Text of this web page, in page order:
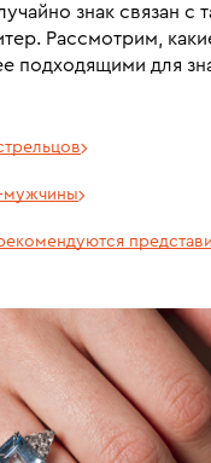
знак связан с
Рассмотрим,
подходящими для
мужчины